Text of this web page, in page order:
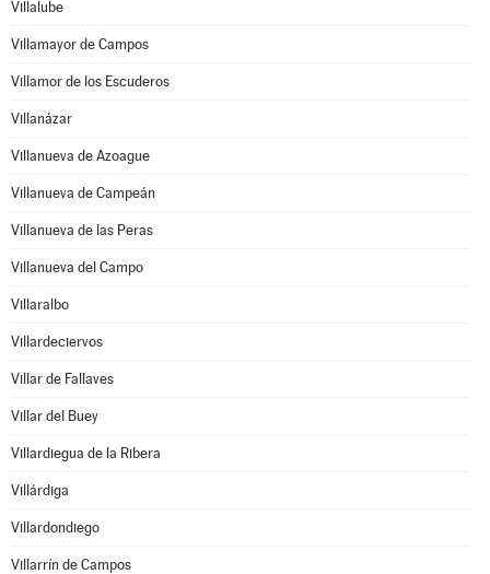
Villalube
Villamayor de Campos
Villamor de los Escuderos
Villanázar
Villanueva de Azoague
Villanueva de Campeán
Villanueva de las Peras
Villanueva del Campo
Villaralbo
Villardeciervos
Villar de Fallaves
Villar del Buey
Villardiegua de la Ribera
Villárdiga
Villardondiego
Villarrín de Campos